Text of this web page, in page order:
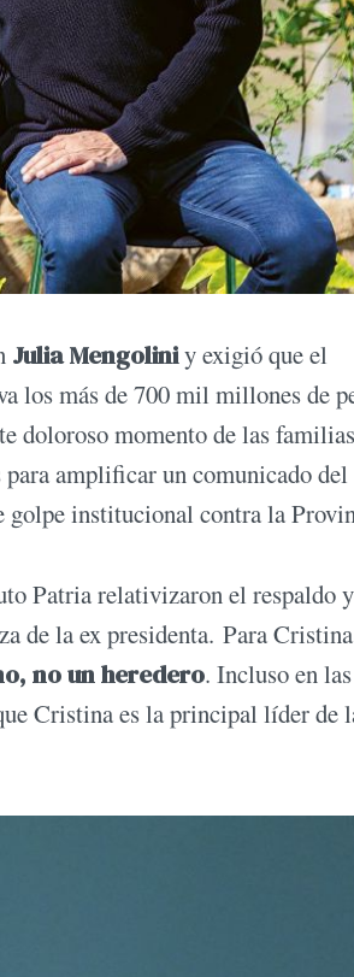
Julia Mengoliniy exigió que el
los más de 700 mil millones de
doloroso momento de las
amplificar un comunicado del
institucional contra la
Patria relativizaron el respaldo y
de la ex presidenta. Para
no un heredero. Incluso en las
Cristina es la principal líder de